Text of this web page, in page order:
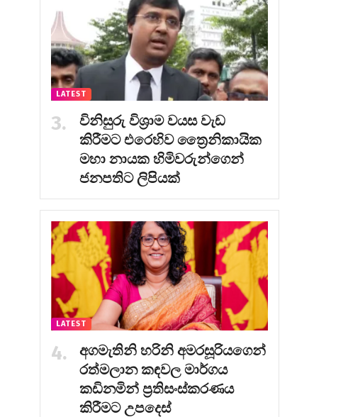
LATEST
විනිසුරු විශ්‍රාම වයස වැඩ
කිරීමට එරෙහිව ත්‍රෛනිකායික
මහා නායක හිමිවරුන්ගෙන්
ජනපතිට ලිපියක්
LATEST
අගමැතිනි හරිනි අමරසූරියගෙන්
රත්මලාන කඳවල මාර්ගය
කඩිනමින් ප්‍රතිසංස්කරණය
කිරීමට උපදෙස්